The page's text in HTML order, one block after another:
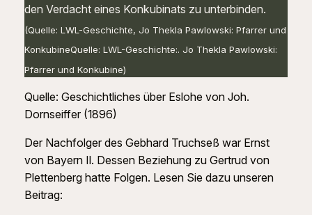
den Verdacht eines Konkubinats zu unterbinden.
(Quelle: LWL-Geschichte, Jo Thekla Pawlowski: Pfarrer und
KonkubineQuelle: LWL-Geschichte:. Jo Thekla Pawlowski:
Pfarrer und Konkubine)
Quelle: Geschichtliches über Eslohe von Joh.
Dornseiffer (1896)
Der Nachfolger des Gebhard Truchseß war Ernst
von Bayern II. Dessen Beziehung zu Gertrud von
Plettenberg hatte Folgen. Lesen Sie dazu unseren
Beitrag: